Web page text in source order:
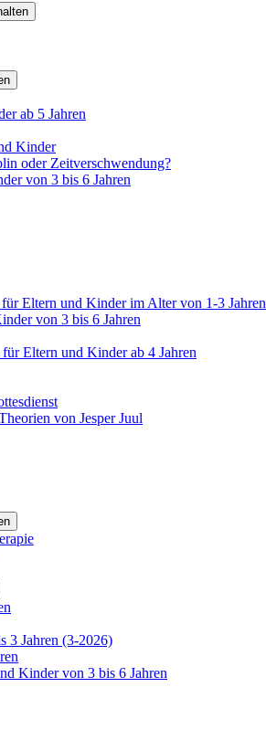
ab 5 Jahren
Kinder
oder Zeitverschwendung?
von 3 bis 6 Jahren
Eltern und Kinder im Alter von 1-3 Jahren
von 3 bis 6 Jahren
Eltern und Kinder ab 4 Jahren
von Jesper Juul
3 Jahren (3-2026)
Kinder von 3 bis 6 Jahren